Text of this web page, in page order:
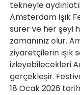
tekneyle
Amsterdam Işık
sürer ve her şeyi
zamanınız olur.
ziyaretçilerin ışık
izleyebilecekleri
gerçekleşir.
18 Ocak 2026